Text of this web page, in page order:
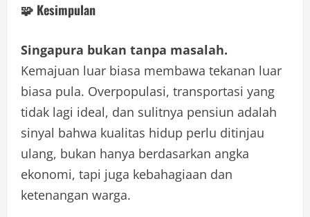
🧩 Kesimpulan
Singapura bukan tanpa masalah.
Kemajuan luar biasa membawa tekanan luar
biasa pula. Overpopulasi, transportasi yang
tidak lagi ideal, dan sulitnya pensiun adalah
sinyal bahwa kualitas hidup perlu ditinjau
ulang, bukan hanya berdasarkan angka
ekonomi, tapi juga kebahagiaan dan
ketenangan warga.